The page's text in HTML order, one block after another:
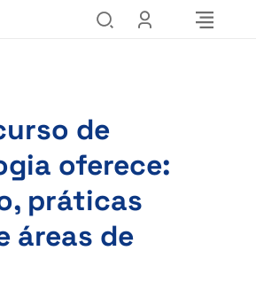
de
oferece:
práticas
áreas de